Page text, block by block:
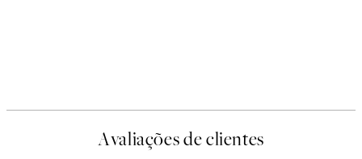
Avaliações de clientes